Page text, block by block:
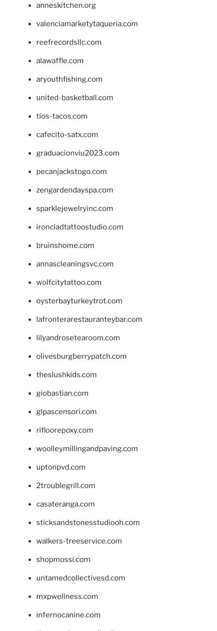
anneskitchen.org
valenciamarketytaqueria.com
reefrecordsllc.com
alawaffle.com
aryouthfishing.com
united-basketball.com
tios-tacos.com
cafecito-satx.com
graduacionviu2023.com
pecanjackstogo.com
zengardendayspa.com
sparklejewelryinc.com
ironcladtattoostudio.com
bruinshome.com
annascleaningsvc.com
wolfcitytattoo.com
oysterbayturkeytrot.com
lafronterarestauranteybar.com
lilyandrosetearoom.com
olivesburgberrypatch.com
theslushkids.com
giobastian.com
glpascensori.com
rifloorepoxy.com
woolleymillingandpaving.com
uptonpvd.com
2troublegrill.com
casateranga.com
sticksandstonesstudiooh.com
walkers-treeservice.com
shopmossi.com
untamedcollectivesd.com
mxpwellness.com
infernocanine.com